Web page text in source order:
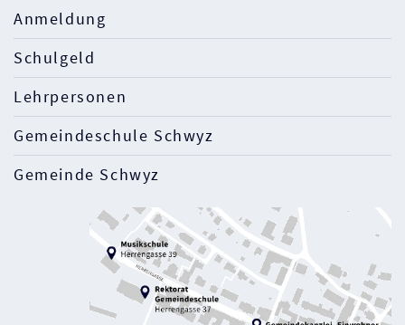
Anmeldung
Schulgeld
Lehrpersonen
Gemeindeschule Schwyz
Gemeinde Schwyz